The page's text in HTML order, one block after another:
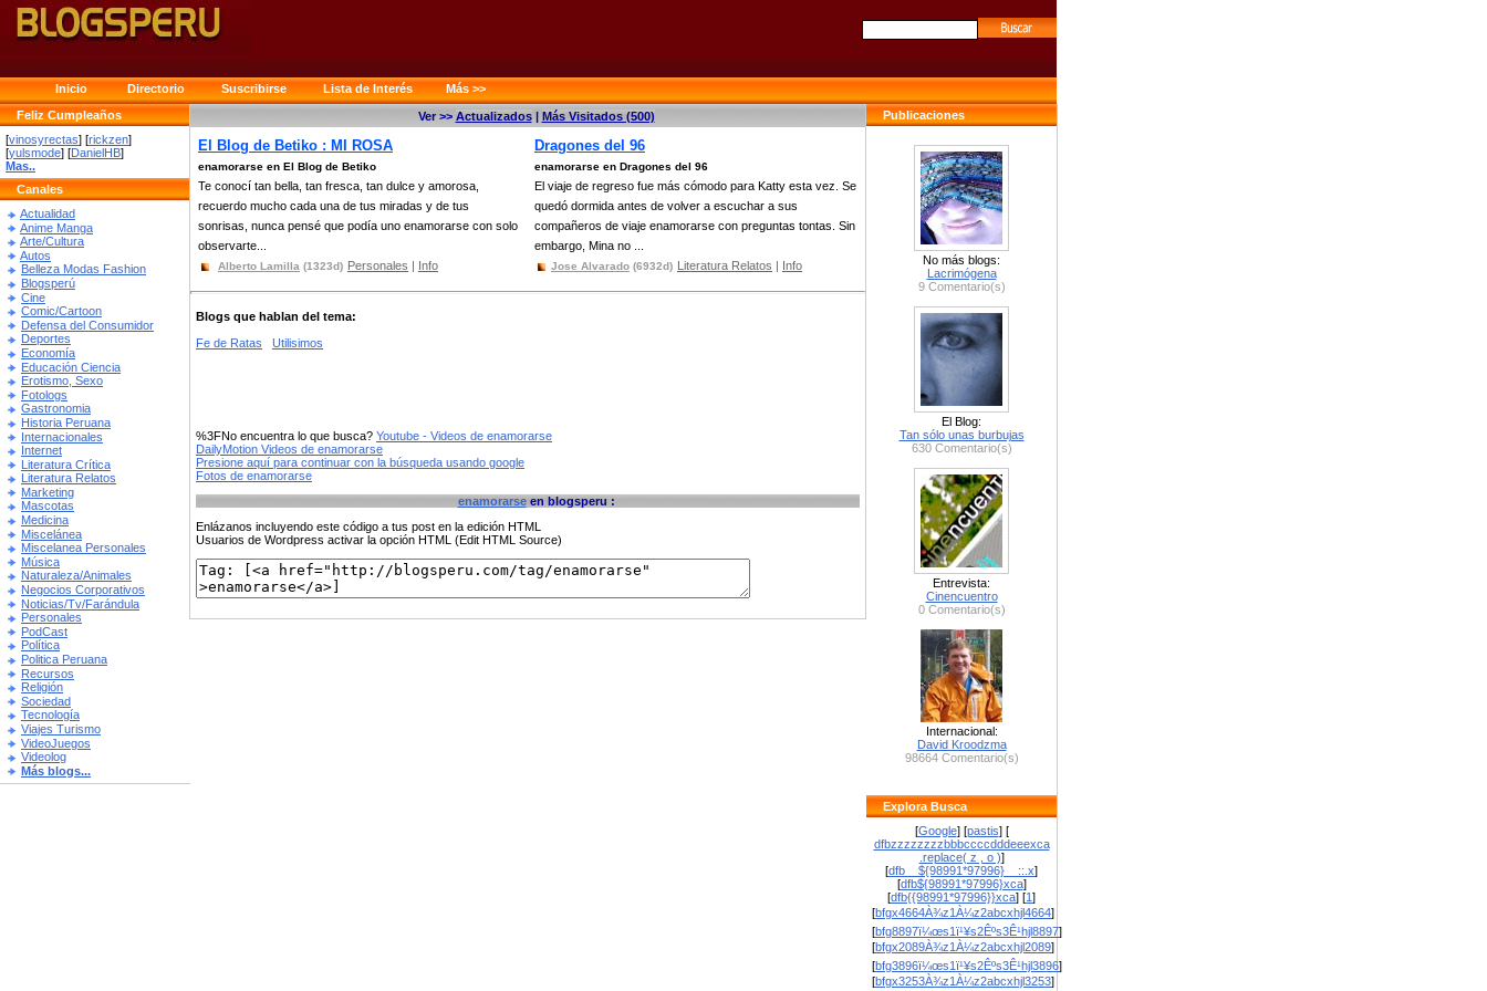
Inicio Directorio Suscribirse Lista de Interés
Más >>
Feliz Cumpleaños
[vinosyrectas] [rickzen]
[yulsmode] [DanielHB]
Mas..
Canales
Actualidad
Anime Manga
Arte/Cultura
Autos
Belleza Modas Fashion
Blogsperú
Cine
Comic/Cartoon
Defensa del Consumidor
Deportes
Economía
Educación Ciencia
Erotismo, Sexo
Fotologs
Gastronomia
Historia Peruana
Internacionales
Internet
Literatura Crítica
Literatura Relatos
Marketing
Mascotas
Medicina
Miscelánea
Miscelanea Personales
Música
Naturaleza/Animales
Negocios Corporativos
Noticias/Tv/Farándula
Personales
PodCast
Política
Politica Peruana
Recursos
Religión
Sociedad
Tecnología
Viajes Turismo
VideoJuegos
Videolog
Más blogs...
Publicaciones
No más blogs:
Lacrimógena
9 Comentario(s)
El Blog:
Tan sólo unas burbujas
630 Comentario(s)
Entrevista:
Cinencuentro
0 Comentario(s)
Internacional:
David Kroodzma
98664 Comentario(s)
Explora Busca
[Google] [pastis] [
dfbzzzzzzzzbbbccccdddeeexca
.replace( z , o )]
[dfb__${98991*97996}__::.x]
[dfb${98991*97996}xca]
[dfb{{98991*97996}}xca] [1]
[bfgx4664À¾z1À¼z2abcxhjl4664]
[bfg8897ï¼œs1ï¹¥s2Êºs3Ê¹hjl8897]
[bfgx2089À¾z1À¼z2abcxhjl2089]
[bfg3896ï¼œs1ï¹¥s2Êºs3Ê¹hjl3896]
[bfgx3253À¾z1À¼z2abcxhjl3253]
Ver >> Actualizados| Más Visitados (500)
El Blog de Betiko : MI ROSA
enamorarse en El Blog de Betiko
Te conocí tan bella, tan fresca, tan dulce y amorosa,
recuerdo mucho cada una de tus miradas y de tus
sonrisas, nunca pensé que podía uno enamorarse con solo
observarte...
Alberto Lamilla (1323d) Personales | Info
Dragones del 96
enamorarse en Dragones del 96
El viaje de regreso fue más cómodo para Katty esta vez. Se
quedó dormida antes de volver a escuchar a sus
compañeros de viaje enamorarse con preguntas tontas. Sin
embargo, Mina no ...
Jose Alvarado (6932d) Literatura Relatos | Info
Blogs que hablan del tema:
Fe de Ratas
Utilisimos
%3FNo encuentra lo que busca? Youtube - Videos de enamorarse
DailyMotion Videos de enamorarse
Presione aquí para continuar con la búsqueda usando google
Fotos de enamorarse
enamorarseen blogsperu :
Enlázanos incluyendo este código a tus post en la edición HTML
Usuarios de Wordpress activar la opción HTML (Edit HTML Source)